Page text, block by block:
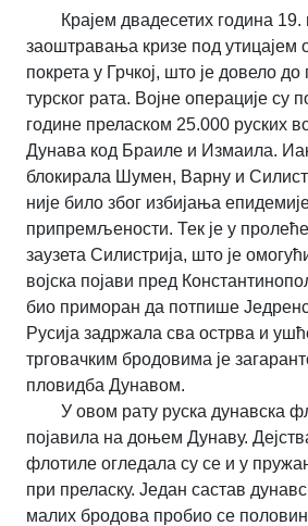
Крајем двадесетих година
заоштравања кризе под утицајем
покрета у Грчкој, што је довело
турског рата. Војне операције су
године преласком 25.000 руских
Дунава код Браиле и Измаила.
блокирала Шумен, Варну и
није било због избијања
припремљености. Тек је у
заузета Силистрија, што је
војска појави пред
био приморан да потпише
Русија задржала сва острва и
трговачким бродовима је
пловидба Дунавом.
У овом рату руска дунавска
појавила на доњем Дунаву.
флотиле огледала су се и у
при преласку. Један састав
малих бродова пробио се